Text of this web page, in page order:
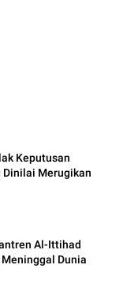
Keputusan
Dinilai Merugikan
Al-Ittihad
Dunia